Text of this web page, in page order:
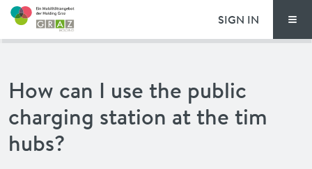
FAQ
NEWS
SIGN IN
How can I use the public
charging station at the tim
hubs?